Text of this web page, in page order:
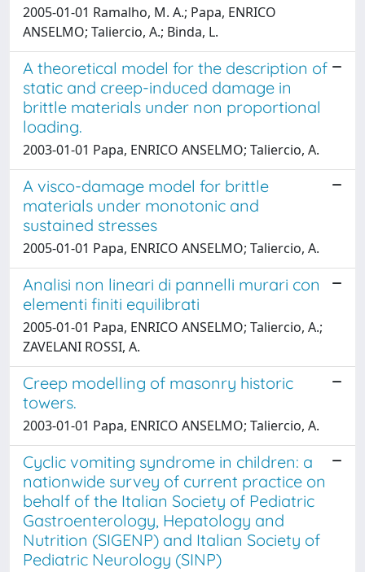
2005-01-01 Ramalho, M. A.; Papa, ENRICO
ANSELMO; Taliercio, A.; Binda, L.
A theoretical model for the description of
static and creep-induced damage in
brittle materials under non proportional
loading.
2003-01-01 Papa, ENRICO ANSELMO; Taliercio, A.
A visco-damage model for brittle
materials under monotonic and
sustained stresses
2005-01-01 Papa, ENRICO ANSELMO; Taliercio, A.
Analisi non lineari di pannelli murari con
elementi finiti equilibrati
2005-01-01 Papa, ENRICO ANSELMO; Taliercio, A.;
ZAVELANI ROSSI, A.
Creep modelling of masonry historic
towers.
2003-01-01 Papa, ENRICO ANSELMO; Taliercio, A.
Cyclic vomiting syndrome in children: a
nationwide survey of current practice on
behalf of the Italian Society of Pediatric
Gastroenterology, Hepatology and
Nutrition (SIGENP) and Italian Society of
Pediatric Neurology (SINP)